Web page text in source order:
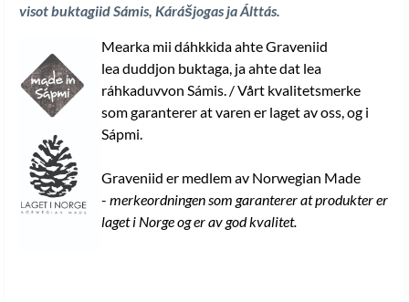
visot buktagiid Sámis, Kárášjogas ja Álttás
Mearka mii dáhkkida ahte Graveniid
lea duddjon buktaga, ja ahte dat lea
ráhkaduvvon Sámis. / Vårt kvalitetsmerke
som garanterer at varen er laget av oss, og i
Sápmi.
Graveniid er medlem av Norwegian Made
- merkeordningen som garanterer at produkter er
laget i Norge og er av god kvalitet.